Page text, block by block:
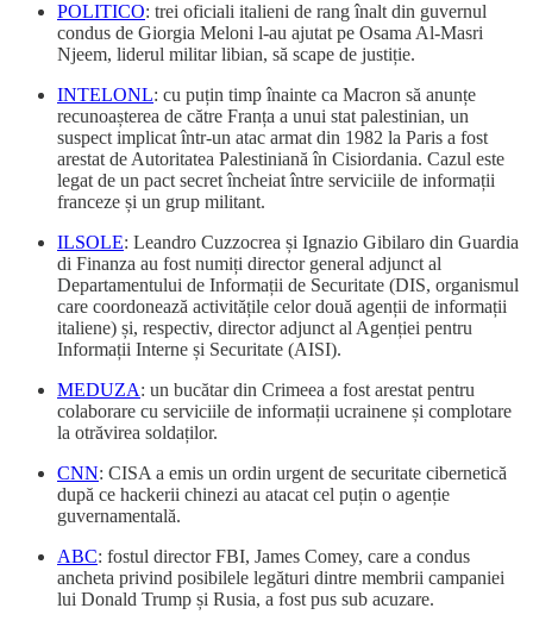
POLITICO: trei oficiali italieni de rang înalt din guvernul
condus de Giorgia Meloni l-au ajutat pe Osama Al-Masri
Njeem, liderul militar libian, să scape de justiție.
INTELONL: cu puțin timp înainte ca Macron să anunțe
recunoașterea de către Franța a unui stat palestinian, un
suspect implicat într-un atac armat din 1982 la Paris a fost
arestat de Autoritatea Palestiniană în Cisiordania. Cazul este
legat de un pact secret încheiat între serviciile de informații
franceze și un grup militant.
ILSOLE: Leandro Cuzzocrea și Ignazio Gibilaro din Guardia
di Finanza au fost numiți director general adjunct al
Departamentului de Informații de Securitate (DIS, organismul
care coordonează activitățile celor două agenții de informații
italiene) și, respectiv, director adjunct al Agenției pentru
Informații Interne și Securitate (AISI).
MEDUZA: un bucătar din Crimeea a fost arestat pentru
colaborare cu serviciile de informații ucrainene și complotare
la otrăvirea soldaților.
CNN: CISA a emis un ordin urgent de securitate cibernetică
după ce hackerii chinezi au atacat cel puțin o agenție
guvernamentală.
ABC: fostul director FBI, James Comey, care a condus
ancheta privind posibilele legături dintre membrii campaniei
lui Donald Trump și Rusia, a fost pus sub acuzare.